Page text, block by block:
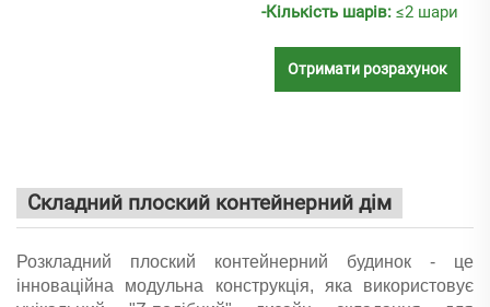
-Кількість шарів: ≤2 шари
Отримати розрахунок
Складний плоский контейнерний дім
Розкладний плоский контейнерний будинок - це
інноваційна модульна конструкція, яка використовує